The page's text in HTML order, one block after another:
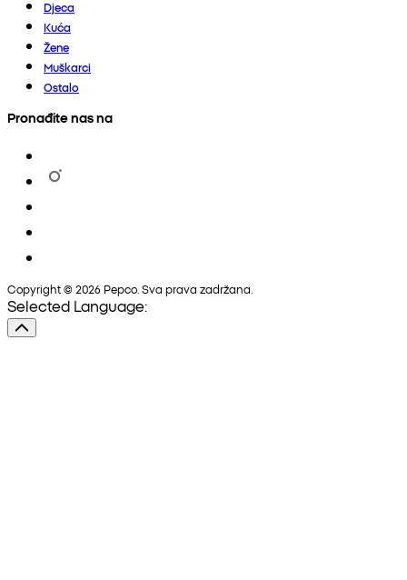
Djeca
Kuća
Žene
Muškarci
Ostalo
Pronađite nas na
Copyright © 2026 Pepco. Sva prava zadržana.
Selected Language: